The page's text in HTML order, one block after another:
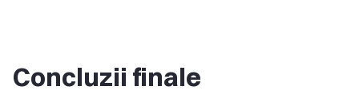
Concluzii finale